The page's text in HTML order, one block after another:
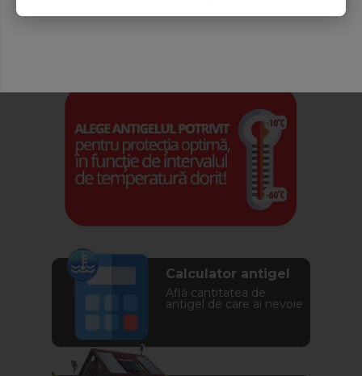
Calculator antigel
Află cantitatea de
antigel de care ai nevoie